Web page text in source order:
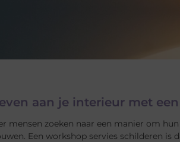
aan je interieur met
mensen zoeken naar een manier om
Een workshop servies schilderen is